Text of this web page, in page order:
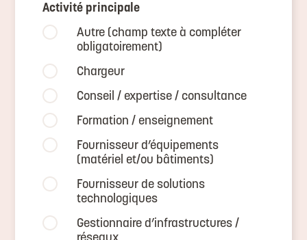
Activité principale
Autre (champ texte à compléter
obligatoirement)
Chargeur
Conseil / expertise / consultance
Formation / enseignement
Fournisseur d’équipements
(matériel et/ou bâtiments)
Fournisseur de solutions
technologiques
Gestionnaire d’infrastructures /